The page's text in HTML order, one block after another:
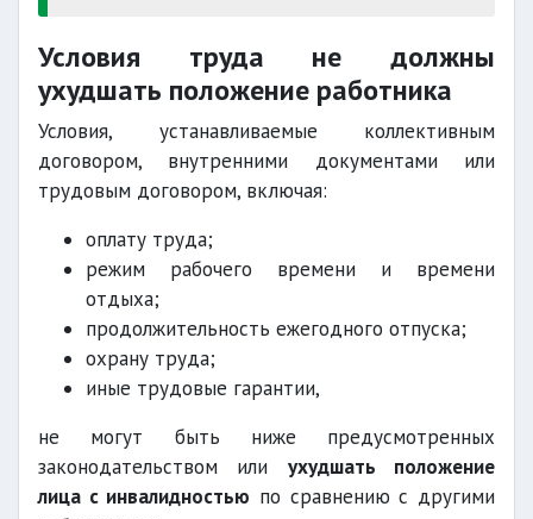
Условия труда не должны
ухудшать положение работника
Условия, устанавливаемые коллективным
договором, внутренними документами или
трудовым договором, включая:
оплату труда;
режим рабочего времени и времени
отдыха;
продолжительность ежегодного отпуска;
охрану труда;
иные трудовые гарантии,
не могут быть ниже предусмотренных
законодательством или ухудшать положение
лица с инвалидностью по сравнению с другими